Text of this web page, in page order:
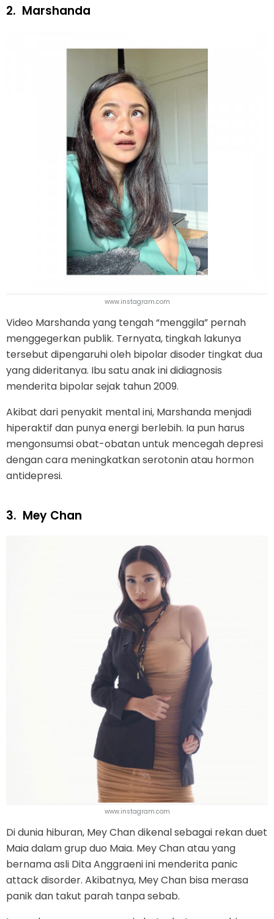
2. Marshanda
www.instagram.com
Video Marshanda yang tengah “menggila” pernah
menggegerkan publik. Ternyata, tingkah lakunya
tersebut dipengaruhi oleh bipolar disoder tingkat dua
yang dideritanya. Ibu satu anak ini didiagnosis
menderita bipolar sejak tahun 2009.
Akibat dari penyakit mental ini, Marshanda menjadi
hiperaktif dan punya energi berlebih. Ia pun harus
mengonsumsi obat-obatan untuk mencegah depresi
dengan cara meningkatkan serotonin atau hormon
antidepresi.
3. Mey Chan
www.instagram.com
Di dunia hiburan, Mey Chan dikenal sebagai rekan duet
Maia dalam grup duo Maia. Mey Chan atau yang
bernama asli Dita Anggraeni ini menderita panic
attack disorder. Akibatnya, Mey Chan bisa merasa
panik dan takut parah tanpa sebab.